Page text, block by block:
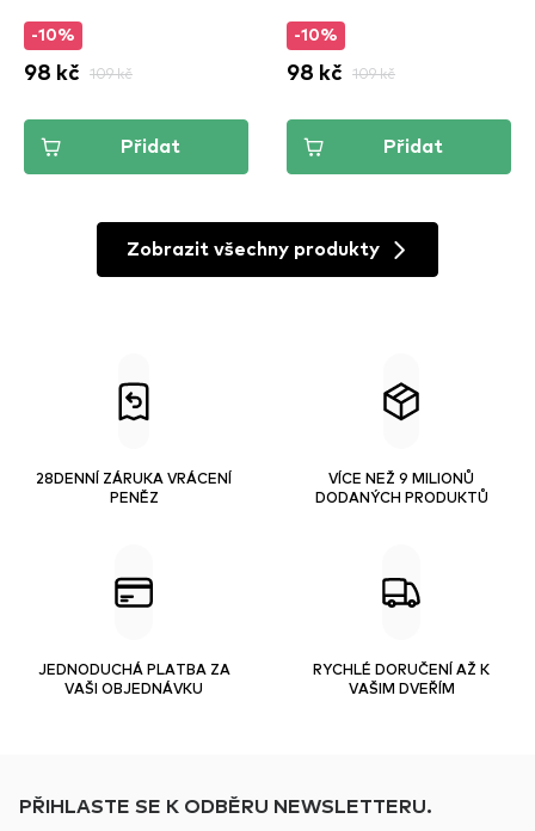
-10%
98 kč 109 kč
Přidat
-10%
98 kč 109 kč
Přidat
Zobrazit všechny produkty
28DENNÍ ZÁRUKA VRÁCENÍ
PENĚZ
VÍCE NEŽ 9 MILIONŮ
DODANÝCH PRODUKTŮ
JEDNODUCHÁ PLATBA ZA
VAŠI OBJEDNÁVKU
RYCHLÉ DORUČENÍ AŽ K
VAŠIM DVEŘÍM
PŘIHLASTE SE K ODBĚRU NEWSLETTERU.